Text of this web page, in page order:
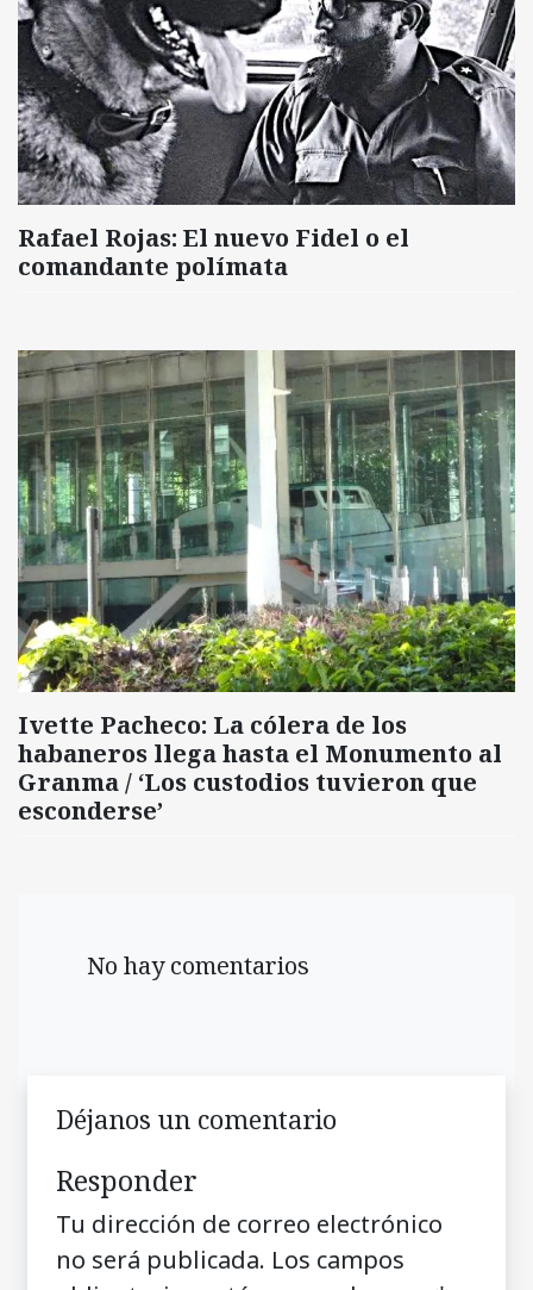
Rafael Rojas: El nuevo Fidel o el
comandante polímata
Ivette Pacheco: La cólera de los
habaneros llega hasta el Monumento al
Granma / ‘Los custodios tuvieron que
esconderse’
No hay comentarios
Déjanos un comentario
Responder
Tu dirección de correo electrónico
no será publicada. Los campos